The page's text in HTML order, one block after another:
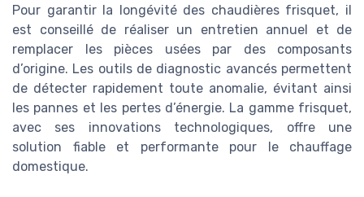
Pour garantir la longévité des chaudières frisquet, il
est conseillé de réaliser un entretien annuel et de
remplacer les pièces usées par des composants
d’origine. Les outils de diagnostic avancés permettent
de détecter rapidement toute anomalie, évitant ainsi
les pannes et les pertes d’énergie. La gamme frisquet,
avec ses innovations technologiques, offre une
solution fiable et performante pour le chauffage
domestique.